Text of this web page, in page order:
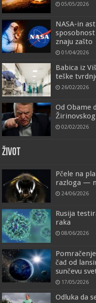
05/05/2026
NASA-in
znaju zašto
01/04/2026
Babica iz
teške
26/02/2026
Od Obame
02/02/2026
ŽIVOT
Pčele na
razloga —
24/06/2026
Rusija
raka
08/06/2026
čađ od
sunčevu
17/05/2026
Odluka da